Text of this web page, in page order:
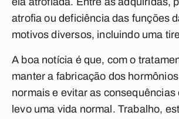
atrofia ou deficiência das funções
motivos diversos, incluindo uma
A boa notícia é que, com o
manter a fabricação dos
normais e evitar as consequências
levo uma vida normal. Trabalho,